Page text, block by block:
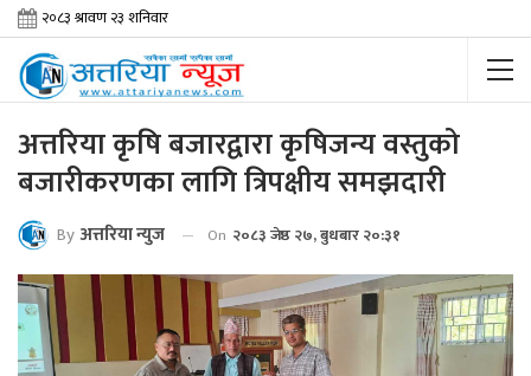
अत्तरिया कृषि बजारद्वारा कृषिजन्य वस्तुको
बजारीकरणका लागि त्रिपक्षीय समझदारी
By अत्तरिया न्युज On २०८३ जेष्ठ २७, बुधबार २०:३१